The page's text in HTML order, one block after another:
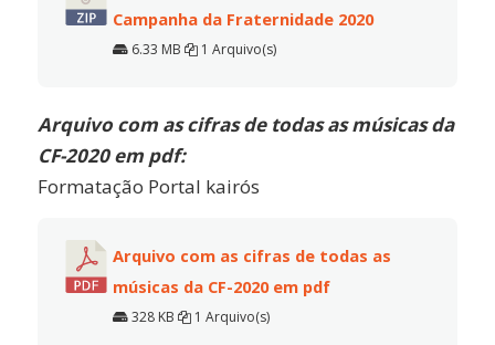
Campanha da Fraternidade 2020
6.33 MB 1 Arquivo(s)
Arquivo com as cifras de todas as músicas da
CF-2020 em pdf:
Formatação Portal kairós
Arquivo com as cifras de todas as
músicas da CF-2020 em pdf
328 KB 1 Arquivo(s)